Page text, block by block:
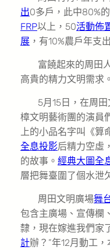
出0多戶，此中80%
FRP以上，50活動佈
展 ，有10%農戶年支
富饒起來的周田
高貴的精力文明需求。
5月15日，在周
樟文明藝術團的演員
上的小品名字叫《算
全息投影后精力空虛
的故事。 經典大圖全
層把舞臺圍了個水泄
周田文明廣場舞
包含主廣場、宣傳欄
隸，現在嫁進我們家
計辦？”年12月動工